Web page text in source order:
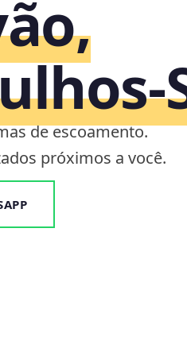
de escoamento.
próximos a você.